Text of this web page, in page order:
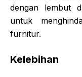
dengan lembut
untuk
furnitur.
Kelebihan